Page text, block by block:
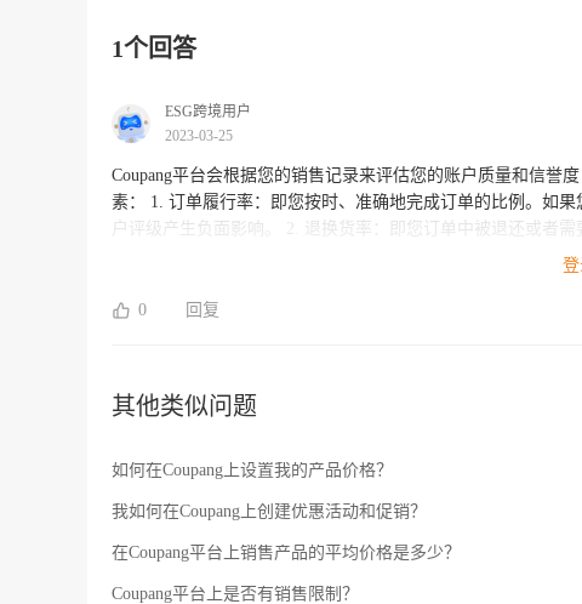
1个回答
ESG跨境用户
2023-03-25
Coupang平台会根据您的销售记录来评估您的账户质量和信誉
素： 1. 订单履行率：即您按时、准确地完成订单的比例。如果您的订单履行率低于Coupang平台规定的最小标准，可能会对您的账
户评级产生负面影响。 2. 退换货率：即您订单中被退还或者需要更换的比例。高退货率可能会表明您的商品质量或描述不符合买家
实性和准确性。如果您的商品图片或描述不够准确或存在不符合事
0 回复
其他类似问题
如何在Coupang上设置我的产品价格？
我如何在Coupang上创建优惠活动和促销？
在Coupang平台上销售产品的平均价格是多少？
Coupang平台上是否有销售限制？